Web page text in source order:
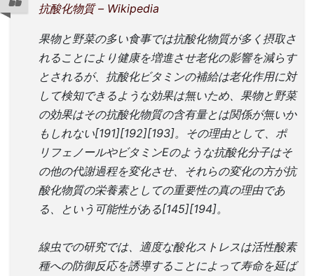
抗酸化物質 – Wikipedia
果物と野菜の多い食事では抗酸化物質が多く摂取さ
れることにより健康を増進させ老化の影響を減らす
とされるが、抗酸化ビタミンの補給は老化作用に対
して検知できるような効果は無いため、果物と野菜
の効果はその抗酸化物質の含有量とは関係が無いか
もしれない[191][192][193]。その理由として、ポ
リフェノールやビタミンEのような抗酸化分子はそ
の他の代謝過程を変化させ、それらの変化の方が抗
酸化物質の栄養素としての重要性の真の理由であ
る、という可能性がある[145][194]。
線虫での研究では、適度な酸化ストレスは活性酸素
種への防御反応を誘導することによって寿命を延ば